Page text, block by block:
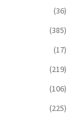
(36)
(385)
(17)
(219)
(106)
(225)